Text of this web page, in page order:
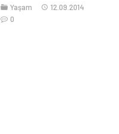
Yaşam
12.09.2014
0